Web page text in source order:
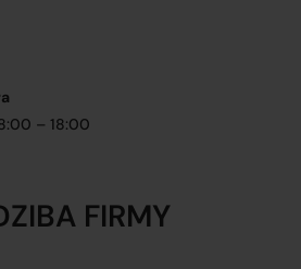
– 18:00
FIRMY